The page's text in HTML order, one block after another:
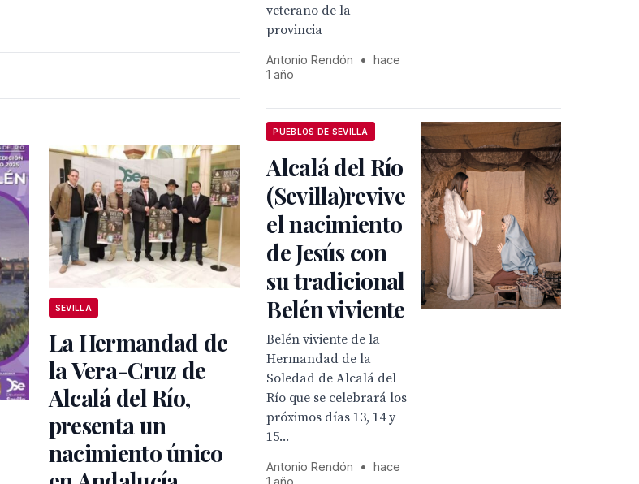
SEVILLA
La Hermandad de
la Vera-Cruz de
Alcalá del Río,
presenta un
nacimiento único
veterano de la
provincia
Antonio Rendón •
hace
1 año
PUEBLOS DE SEVILLA
Alcalá del Río
(Sevilla)revive
el nacimiento
de Jesús con
su tradicional
Belén viviente
Belén viviente de la
Hermandad de la
Soledad de Alcalá del
Río que se celebrará los
próximos días 13, 14 y
15...
Antonio Rendón •
hace
1 año